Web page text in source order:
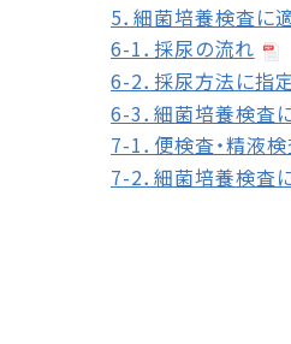
5．細菌培養検査に
6-1．採尿の流れ
6-2．採尿方法に指
6-3．細菌培養検査
7-1．便検査・精液
7-2．細菌培養検査